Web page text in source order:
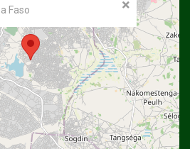
Faso